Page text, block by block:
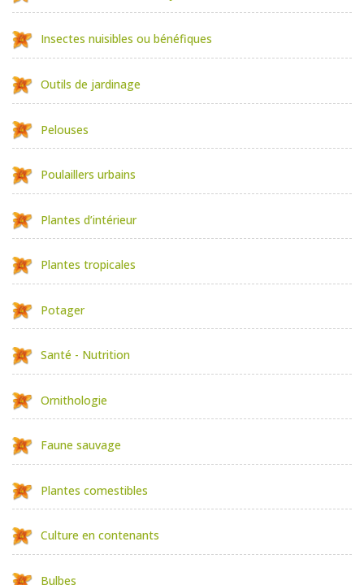
Insectes nuisibles ou bénéfiques
Outils de jardinage
Pelouses
Poulaillers urbains
Plantes d’intérieur
Plantes tropicales
Potager
Santé - Nutrition
Ornithologie
Faune sauvage
Plantes comestibles
Culture en contenants
Bulbes